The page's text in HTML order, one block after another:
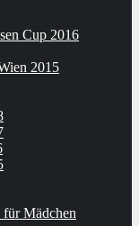
Cup 2016
2015
Mädchen